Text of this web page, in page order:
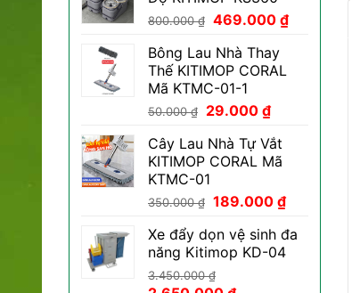
199.000 ₫.
800.000₫ Giá
là:
800.000 ₫.
469.000 ₫Giá
Bông Lau Nhà Thay
Thế KITIMOP CORAL
Mã KTMC-01-1
50.000₫
Giá
là:
50.000 ₫.
29.000 ₫Giá
tại
là:
Cây Lau Nhà Tự Vắt
KITIMOP CORAL Mã
KTMC-01
350.000₫ Giá
là:
350.000 ₫.
189.000 ₫Giá
tại
là:
Xe đẩy dọn vệ sinh đa
năng Kitimop KD-04
3.450.000₫